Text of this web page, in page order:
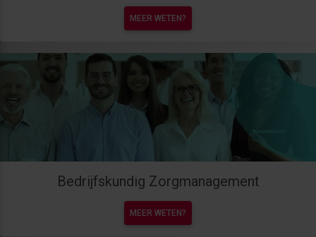
MEER WETEN?
Bedrijfskundig Zorgmanagement
MEER WETEN?